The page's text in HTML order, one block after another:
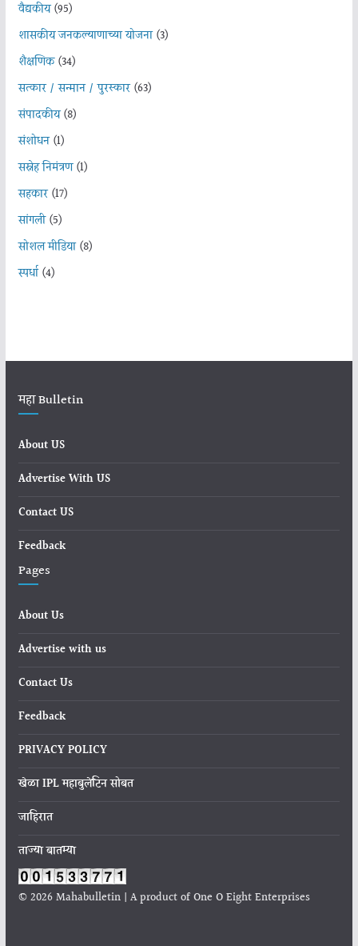
वैद्यकीय(95)
शासकीय जनकल्याणाच्या योजना(3)
शैक्षणिक(34)
सत्कार / सन्मान / पुरस्कार(63)
संपादकीय(8)
संशोधन(1)
सस्नेह निमंत्रण(1)
सहकार(17)
सांगली(5)
सोशल मीडिया(8)
स्पर्धा(4)
महा Bulletin
About US
Advertise With US
Contact US
Feedback
Pages
About Us
Advertise with us
Contact Us
Feedback
PRIVACY POLICY
खेळा IPL महाबुलेटिन सोबत
जाहिरात
ताज्या बातम्या
© 2026 Mahabulletin | A product of One O Eight Enterprises